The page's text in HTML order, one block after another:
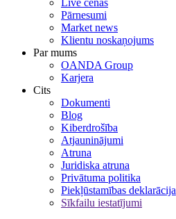
Pārnesumi
Market news
Klientu noskaņojums
Par mums
OANDA Group
Karjera
Cits
Dokumenti
Blog
Kiberdrošība
Atjauninājumi
Atruna
Juridiska atruna
Privātuma politika
Piekļūstamības deklarācija
Sīkfailu iestatījumi